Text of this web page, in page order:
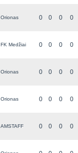
Orionas 0 0 0 0
FK Medžiai 0 0 0 0
Orionas 0 0 0 0
Orionas 0 0 0 0
AMSTAFF 0 0 0 0